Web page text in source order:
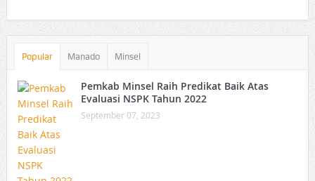
Popular Manado Minsel
Pemkab Minsel Raih Predikat Baik Atas
Evaluasi NSPK Tahun 2022
September 07, 2023